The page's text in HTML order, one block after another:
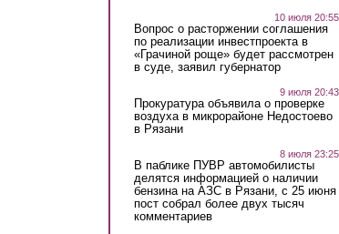
10 июля 20:55
Вопрос о расторжении соглашения
по реализации инвестпроекта в
«Грачиной роще» будет рассмотрен
в суде, заявил губернатор
9 июля 20:43
Прокуратура объявила о проверке
воздуха в микрорайоне Недостоево
в Рязани
8 июля 23:25
В паблике ПУВР автомобилисты
делятся информацией о наличии
бензина на АЗС в Рязани, с 25 июня
пост собрал более двух тысяч
комментариев